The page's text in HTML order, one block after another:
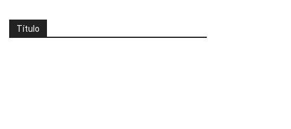
Título